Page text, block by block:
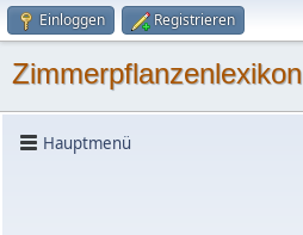
Einloggen Registrieren
Zimmerpflanzenlexikon
Hauptmenü